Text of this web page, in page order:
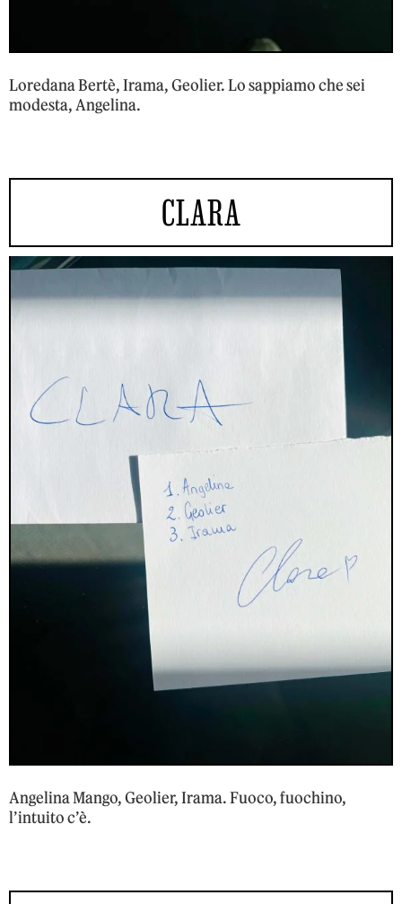
Loredana Bertè, Irama, Geolier. Lo sappiamo che sei
modesta, Angelina.
CLARA
Angelina Mango, Geolier, Irama. Fuoco, fuochino,
l’intuito c’è.